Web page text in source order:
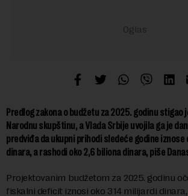
Predlog zakona o budžetu za 2025. godinu stigao
Narodnu skupštinu, a Vlada Srbije uvojila ga je
predviđa da ukupni prihodi sledeće godine iznose
dinara, a rashodi oko 2,6 biliona dinara, piše
Projektovanim budžetom za 2025. godinu
fiskalni deficit iznosi oko 314 milijardi dinara,